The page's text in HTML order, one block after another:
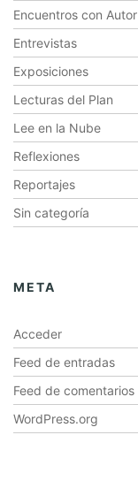
Encuentros con Autor
Entrevistas
Exposiciones
Lecturas del Plan
Lee en la Nube
Reflexiones
Reportajes
Sin categoría
META
Acceder
Feed de entradas
Feed de comentarios
WordPress.org